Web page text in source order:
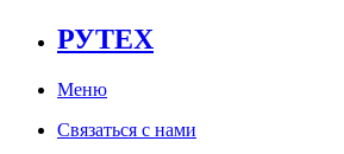
РУТЕХ
Меню
Связаться с нами